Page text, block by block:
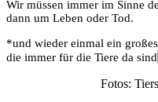
Wir müssen immer im Sinne
dann um Leben oder Tod.
*und wieder einmal ein
die immer für die Tiere da sind
Fotos: